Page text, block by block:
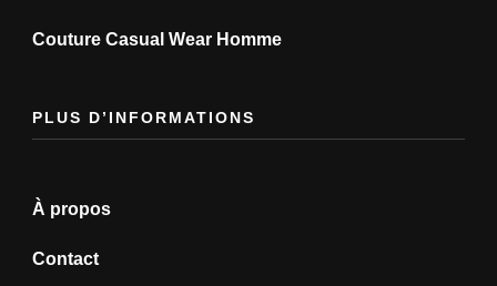
Couture Casual Wear Homme
PLUS D’INFORMATIONS
À propos
Contact